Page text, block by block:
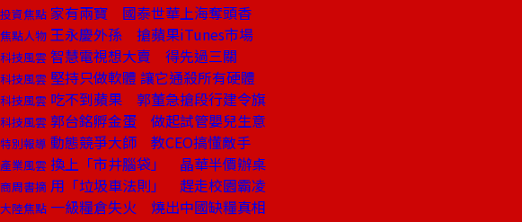
投資焦點 家有兩寶 國泰世華上海奪頭香
焦點人物 王永慶外孫 搶蘋果iTunes市場
科技風雲 智慧電視想大賣 得先過三關
科技風雲 堅持只做軟體 讓它通殺所有硬體
科技風雲 吃不到蘋果 郭董急搶段行建令旗
科技風雲 郭台銘孵金蛋 做起試管嬰兒生意
特別報導 動態競爭大師 教CEO搞懂敵手
產業風雲 換上「市井腦袋」 晶華半價辦桌
商周書摘 用「垃圾車法則」 趕走校園霸凌
大陸焦點 一級糧倉失火 燒出中國缺糧真相